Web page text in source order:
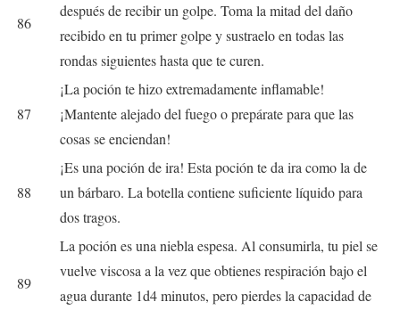
86
después de recibir un golpe. Toma la mitad del daño
recibido en tu primer golpe y sustraelo en todas las
rondas siguientes hasta que te curen.
87
¡La poción te hizo extremadamente inflamable!
¡Mantente alejado del fuego o prepárate para que las
cosas se enciendan!
88
¡Es una poción de ira! Esta poción te da ira como la de
un bárbaro. La botella contiene suficiente líquido para
dos tragos.
89
La poción es una niebla espesa. Al consumirla, tu piel se
vuelve viscosa a la vez que obtienes respiración bajo el
agua durante 1d4 minutos, pero pierdes la capacidad de